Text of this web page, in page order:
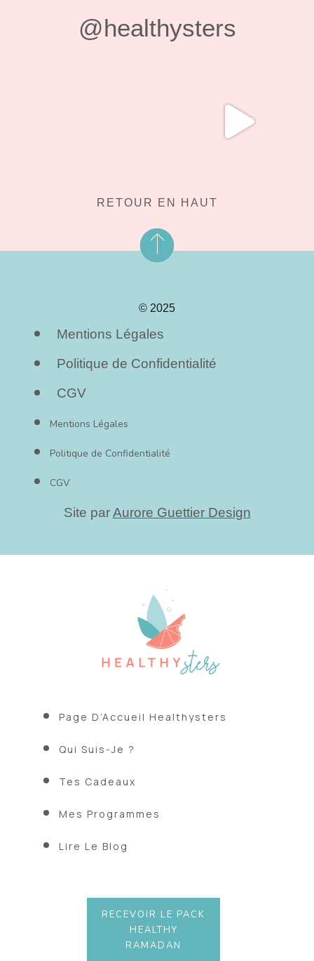
@healthysters
RETOUR EN HAUT
© 2025
Mentions Légales
Politique de Confidentialité
CGV
Mentions Légales
Politique de Confidentialité
CGV
Site parAurore Guettier Design
Page D’Accueil Healthysters
Qui Suis-Je ?
Tes Cadeaux
Mes Programmes
Lire Le Blog
RECEVOIR LE PACK
HEALTHY
RAMADAN